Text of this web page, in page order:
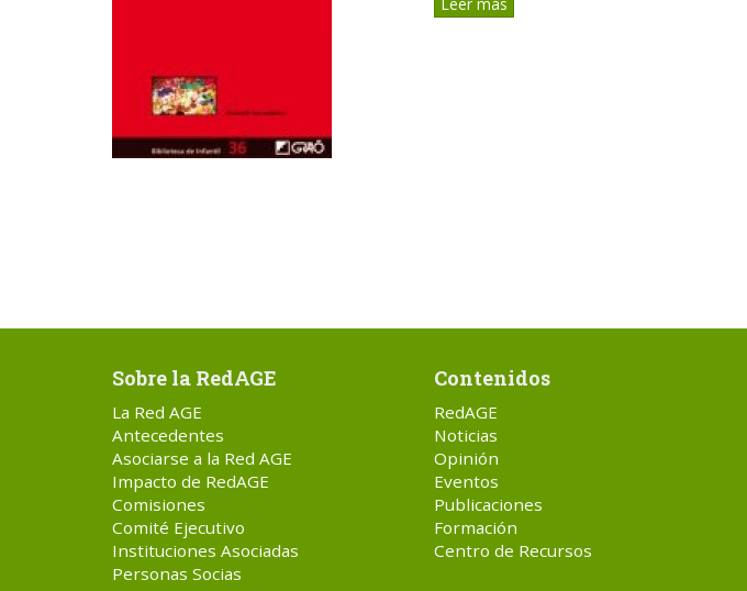
Sobre la RedAGE
La Red AGE
Antecedentes
Asociarse a la Red AGE
Impacto de RedAGE
Comisiones
Comité Ejecutivo
Instituciones Asociadas
Personas Socias
Contenidos
RedAGE
Noticias
Opinión
Eventos
Publicaciones
Formación
Centro de Recursos